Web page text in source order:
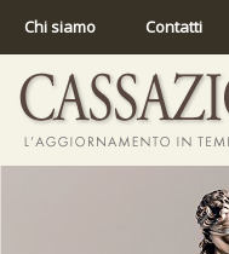
Chi siamo Contatti